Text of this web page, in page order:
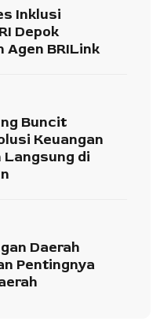
Inklusi
Depok
Agen BRILink
Buncit
Keuangan
Langsung di
Daerah
Pentingnya